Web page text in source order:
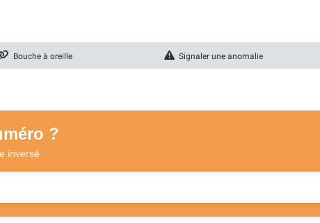
Bouche à oreille Signaler une anomalie
?
inversé